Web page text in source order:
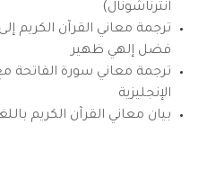
انترناشونال)
ترجمة معاني القرآن الكريم
فضل إلهي ظهير
ترجمة معاني سورة الفاتحة مع
الإنجليزية
بيان معاني القرآن الكريم